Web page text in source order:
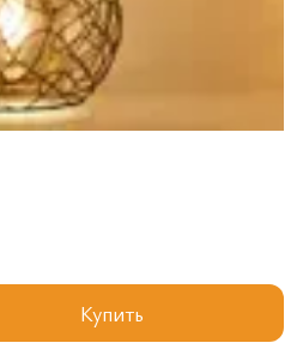
Купить